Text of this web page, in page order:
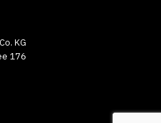
ein
KG
176